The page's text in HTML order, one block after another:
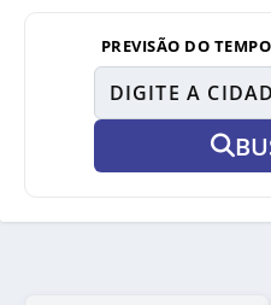
PREVISÃO DO